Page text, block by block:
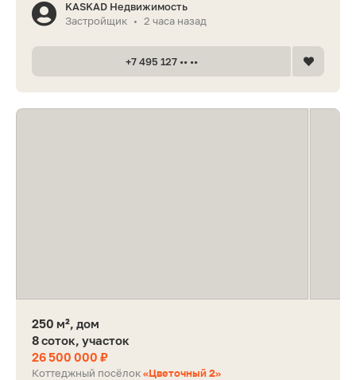
KASKAD Недвижимость
Застройщик • 2 часа назад
+7 495 127 •• ••
250 м², дом
8 соток, участок
26 500 000 ₽
Коттеджный посёлок«Цветочный 2»